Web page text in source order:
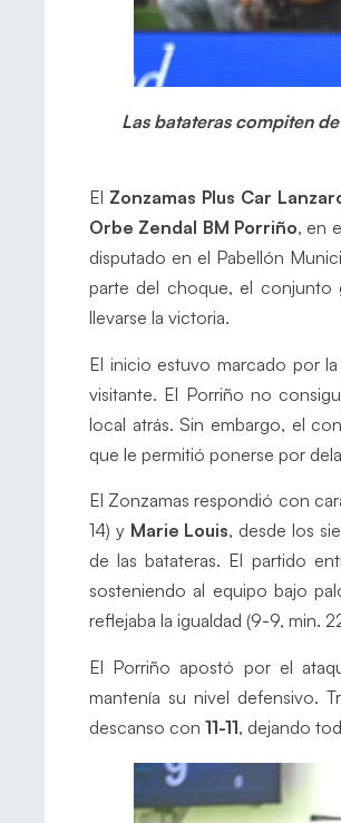
Las batateras compiten
El Zonzamas Plus Car
Orbe Zendal BM Porriño, en
disputado en el Pabellón
parte del choque, el conjunto
llevarse la victoria.
El inicio estuvo marcado por
visitante. El Porriño no
local atrás. Sin embargo, el
que le permitió ponerse por
El Zonzamas respondió con
14) y Marie Louis, desde los
de las batateras. El partido
sosteniendo al equipo bajo
reflejaba la igualdad (9-9, min.
El Porriño apostó por el
mantenía su nivel defensivo.
descanso con 11-11, dejando